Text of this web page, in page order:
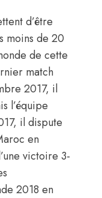
d’être
moins de 20
de cette
match
2017, il
l’équipe
il dispute
en
victoire 3-
2018 en